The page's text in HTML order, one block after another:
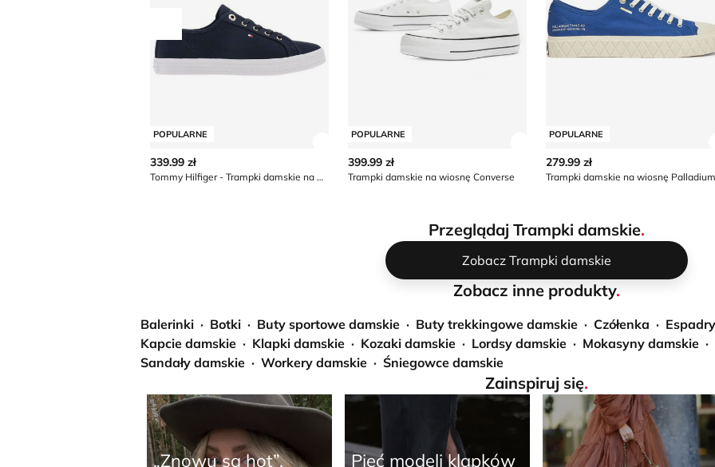
Przesuń w lewo
POPULARNE
339.99 zł
Tommy Hilfiger - Trampki damskie na wiosnę
POPULARNE
399.99 zł
Trampki damskie na wiosnę Converse
POPULARNE
279.99 zł
Trampki damskie na wiosnę Palladium
Przeglądaj Trampki damskie.
Zobacz Trampki damskie
Zobacz inne produkty.
Balerinki Botki Buty sportowe damskie Buty trekkingowe damskie Czółenka
Kapcie damskie
Klapki damskie Kozaki damskie Lordsy damskie Mokasyny damskie
Sandały damskie
Workery damskie Śniegowce damskie
Zainspiruj się.
„Znowu są hot”.
Pięć modeli klapków